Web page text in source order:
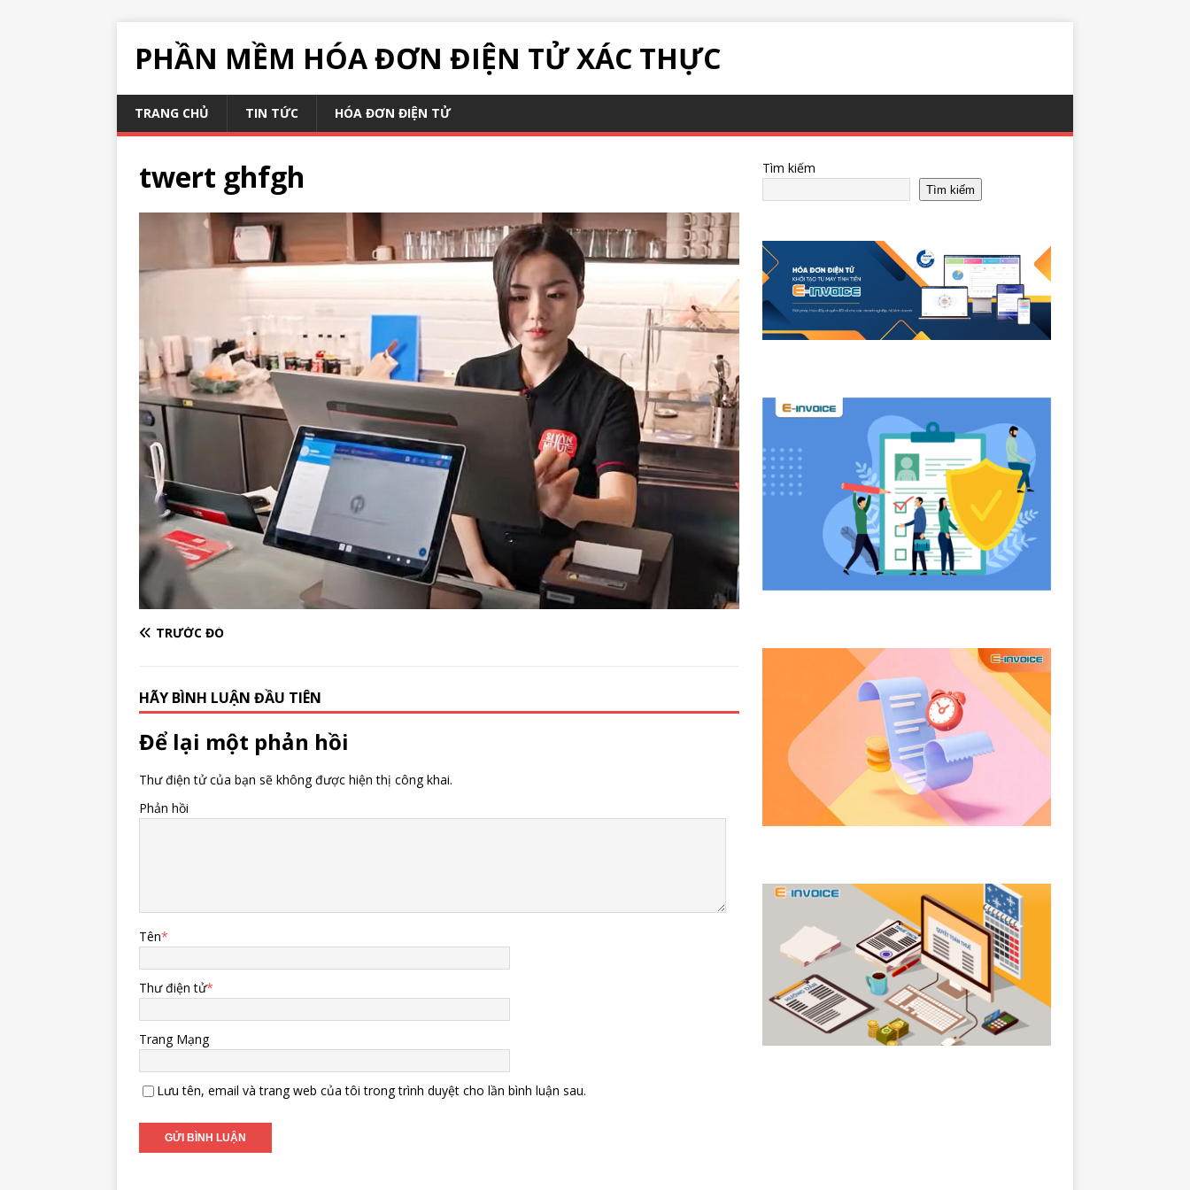
PHẦN MỀM HÓA ĐƠN ĐIỆN TỬ XÁC THỰC
TRANG CHỦ TIN TỨC HÓA ĐƠN ĐIỆN TỬ
twert ghfgh
TRƯỚC ĐÓ
HÃY BÌNH LUẬN ĐẦU TIÊN
Để lại một phản hồi
Thư điện tử của bạn sẽ không được hiện thị công khai.
Phản hồi
Tên*
Thư điện tử*
Trang Mạng
Lưu tên, email và trang web của tôi trong trình duyệt cho lần bình luận sau.
Tìm kiếm
Tìm kiếm